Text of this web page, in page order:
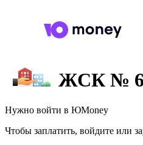
ЖСК №
Нужно войти в ЮMoney
Чтобы заплатить, войдите или